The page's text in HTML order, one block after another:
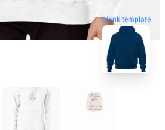
blank template